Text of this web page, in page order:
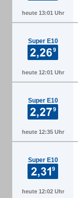
heute 13:01 Uhr
Super E10
heute 12:01 Uhr
Super E10
heute 12:35 Uhr
Super E10
heute 12:02 Uhr